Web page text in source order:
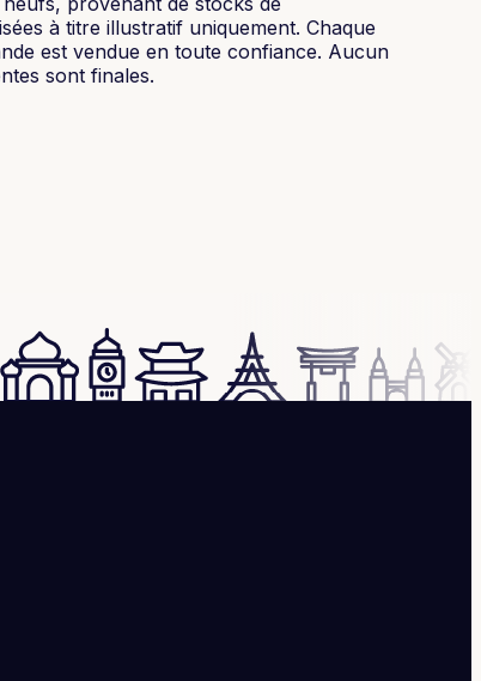
à titre illustratif uniquement. Chaque
est vendue en toute confiance. Aucun
sont finales.